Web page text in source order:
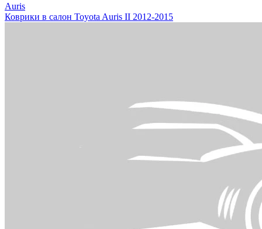
Auris
Коврики в салон Toyota Auris II 2012-2015